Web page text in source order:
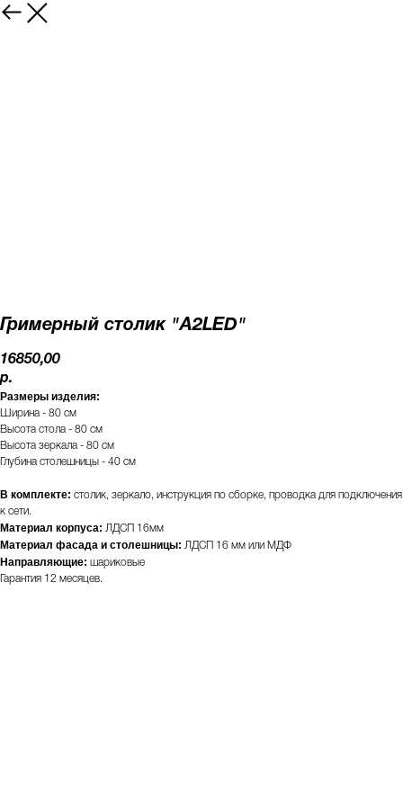
Гримерный столик "А2LED"
16850,00
р.
Размеры изделия:
Ширина - 80 см
Высота стола - 80 см
Высота зеркала - 80 см
Глубина столешницы - 40 см
В комплекте: столик, зеркало, инструкция по сборке, проводка для подключения
к сети.
Материал корпуса: ЛДСП 16мм
Материал фасада и столешницы: ЛДСП 16 мм или МДФ
Направляющие: шариковые
Гарантия 12 месяцев.